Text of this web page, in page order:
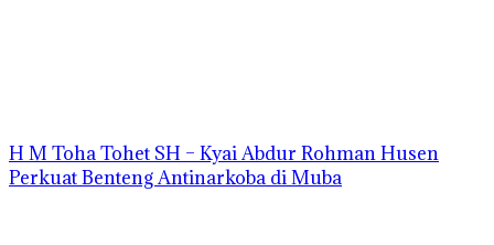
H M Toha Tohet SH – Kyai Abdur Rohman Husen
Perkuat Benteng Antinarkoba di Muba